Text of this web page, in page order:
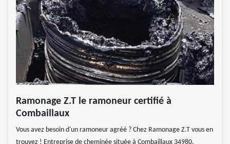
Ramonage Z.T le ramoneur certifié à
Combaillaux
Vous avez besoin d'un ramoneur agréé ? Chez Ramonage Z.T vous en
trouvez ! Entreprise de cheminée située à Combaillaux 34980,